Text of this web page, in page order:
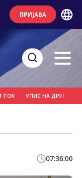
ПРИЈАВА
УПИС НА ДРУГИ И
07:36:00